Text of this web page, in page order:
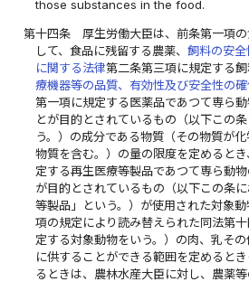
those substances in the food.
第十四条
厚生労働大臣は、前条第一項
して、食品に残留する農薬、飼料の安
に関する法律第二条第三項に規定する
療機器等の品質、有効性及び安全性の
第一項に規定する医薬品であつて専ら
とが目的とされているもの（以下この
う。）の成分である物質（その物質が
物質を含む。）の量の限度を定めると
定する再生医療等製品であつて専ら動
が目的とされているもの（以下この条
等製品」という。）が使用された対象
項の規定により読み替えられた同法第
定する対象動物をいう。）の肉、乳そ
に供することができる範囲を定めると
るときは、農林水産大臣に対し、農薬